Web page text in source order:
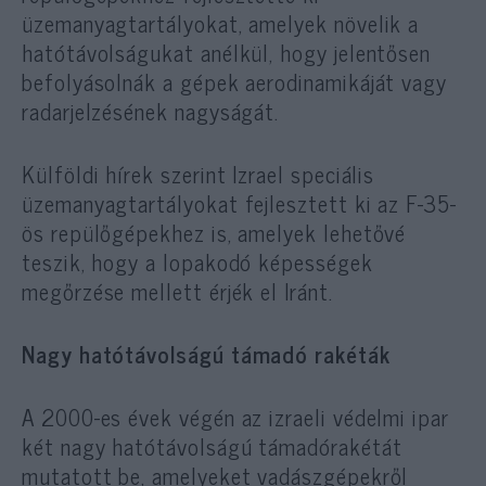
üzemanyagtartályokat, amelyek növelik a
hatótávolságukat anélkül, hogy jelentősen
befolyásolnák a gépek aerodinamikáját vagy
radarjelzésének nagyságát.
Külföldi hírek szerint Izrael speciális
üzemanyagtartályokat fejlesztett ki az F-35-
ös repülőgépekhez is, amelyek lehetővé
teszik, hogy a lopakodó képességek
megőrzése mellett érjék el Iránt.
Nagy hatótávolságú támadó rakéták
A 2000-es évek végén az izraeli védelmi ipar
két nagy hatótávolságú támadórakétát
mutatott be, amelyeket vadászgépekről